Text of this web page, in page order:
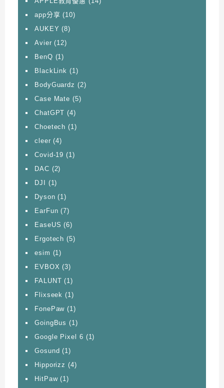
app分享 (10)
AUKEY (8)
Avier (12)
BenQ (1)
BlackLink (1)
BodyGuardz (2)
Case Mate (5)
ChatGPT (4)
Choetech (1)
cleer (4)
Covid-19 (1)
DAC (2)
DJI
(1)
Dyson (1)
EarFun (7)
EaseUS (6)
Ergotech (5)
esim (1)
EVBOX (3)
FALUNT (1)
Flixseek (1)
FonePaw (1)
GoingBus (1)
Google Pixel 6 (1)
Gosund (1)
Hipporizz (4)
HitPaw(1)